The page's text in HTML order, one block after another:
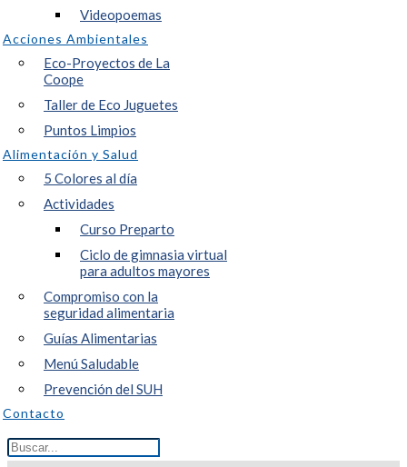
Videopoemas
Acciones Ambientales
Eco-Proyectos de La
Coope
Taller de Eco Juguetes
Puntos Limpios
Alimentación y Salud
5 Colores al día
Actividades
Curso Preparto
Ciclo de gimnasia virtual
para adultos mayores
Compromiso con la
seguridad alimentaria
Guías Alimentarias
Menú Saludable
Prevención del SUH
Contacto